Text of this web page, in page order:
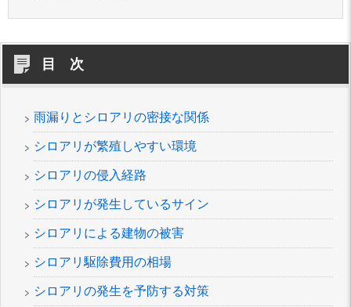
目 次
雨漏りとシロアリの密接な関係
シロアリが繁殖しやすい環境
シロアリの侵入経路
シロアリが発生しているサイン
シロアリによる建物の被害
シロアリ駆除費用の相場
シロアリの発生を予防する対策